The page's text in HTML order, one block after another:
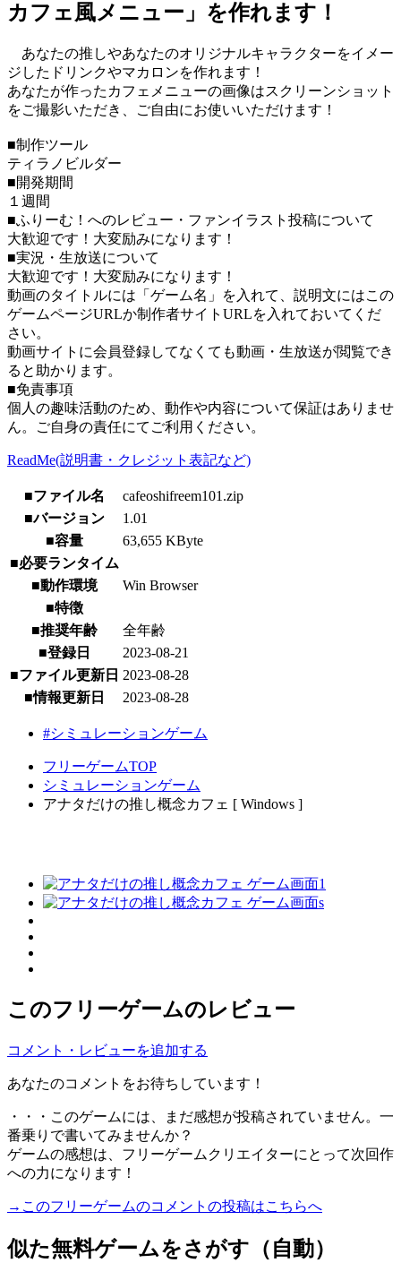
カフェ風メニュー」を作れます！
あなたの推しやあなたのオリジナルキャラクターをイメー
ジしたドリンクやマカロンを作れます！
あなたが作ったカフェメニューの画像はスクリーンショット
をご撮影いただき、ご自由にお使いいただけます！
■制作ツール
ティラノビルダー
■開発期間
１週間
■ふりーむ！へのレビュー・ファンイラスト投稿について
大歓迎です！大変励みになります！
■実況・生放送について
大歓迎です！大変励みになります！
動画のタイトルには「ゲーム名」を入れて、説明文にはこの
ゲームページURLか制作者サイトURLを入れておいてくだ
さい。
動画サイトに会員登録してなくても動画・生放送が閲覧でき
ると助かります。
■免責事項
個人の趣味活動のため、動作や内容について保証はありませ
ん。ご自身の責任にてご利用ください。
ReadMe(説明書・クレジット表記など)
■ファイル名
cafeoshifreem101.zip
■バージョン
1.01
■容量
63,655 KByte
■必要ランタイム
■動作環境
Win Browser
■特徴
■推奨年齢
全年齢
■登録日
2023-08-21
■ファイル更新日 2023-08-28
■情報更新日
2023-08-28
#シミュレーションゲーム
フリーゲームTOP
シミュレーションゲーム
アナタだけの推し概念カフェ [ Windows ]
このフリーゲームのレビュー
コメント・レビューを追加する
あなたのコメントをお待ちしています！
・・・このゲームには、まだ感想が投稿されていません。一
番乗りで書いてみませんか？
ゲームの感想は、フリーゲームクリエイターにとって次回作
への力になります！
→このフリーゲームのコメントの投稿はこちらへ
似た無料ゲームをさがす（自動）